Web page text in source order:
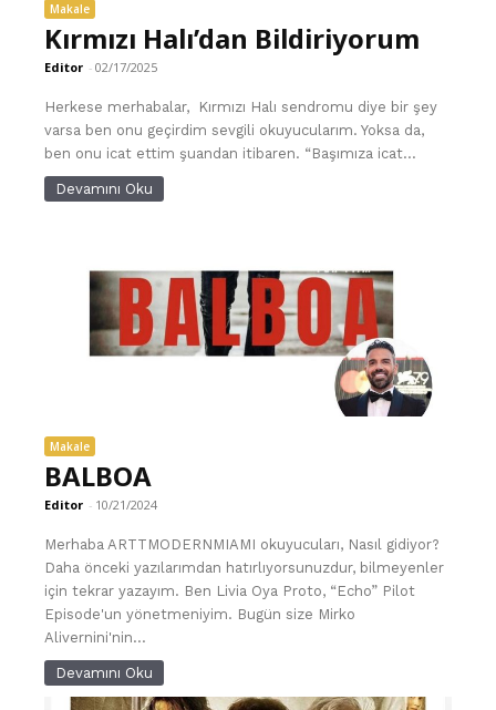
Makale
Kırmızı Halı’dan Bildiriyorum
Editor - 02/17/2025
Herkese merhabalar, Kırmızı Halı sendromu diye bir şey
varsa ben onu geçirdim sevgili okuyucularım. Yoksa da,
ben onu icat ettim şuandan itibaren. “Başımıza icat...
Devamını Oku
Makale
BALBOA
Editor - 10/21/2024
Merhaba ARTTMODERNMIAMI okuyucuları, Nasıl gidiyor?
Daha önceki yazılarımdan hatırlıyorsunuzdur, bilmeyenler
için tekrar yazayım. Ben Livia Oya Proto, “Echo” Pilot
Episode'un yönetmeniyim. Bugün size Mirko
Alivernini'nin...
Devamını Oku